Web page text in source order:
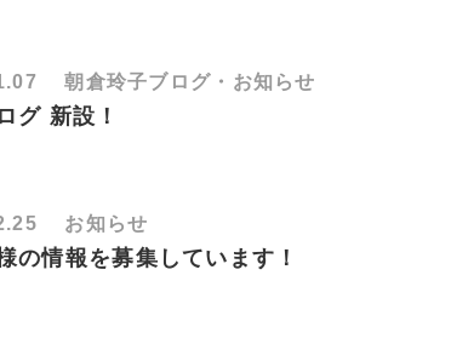
朝倉玲子ブログ・お知らせ
グ 新設！
お知らせ
の情報を募集しています！